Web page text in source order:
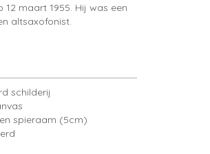
12 maart 1955. Hij was een
altsaxofonist.
schilderij
spieraam (5cm)